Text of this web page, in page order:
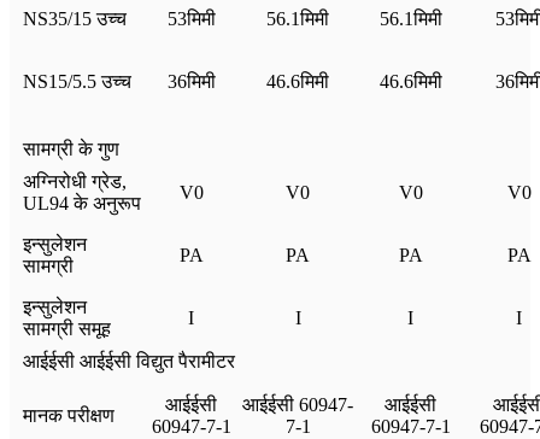
NS35/15 उच्च 53मिमी 56.1मिमी 56.1मिमी
NS15/5.5 उच्च 36मिमी 46.6मिमी 46.6मिमी
सामग्री के गुण
अग्निरोधी ग्रेड,
UL94 के अनुरूप
V0 V0 V0 V0
इन्सुलेशन
सामग्री
PA PA PA PA
इन्सुलेशन
सामग्री समूह
I I I I
आईईसी आईईसी विद्युत पैरामीटर
मानक परीक्षण
आईईसी
60947-7-1
आईईसी 60947-
7-1
आईईसी
60947-7-1
60947-